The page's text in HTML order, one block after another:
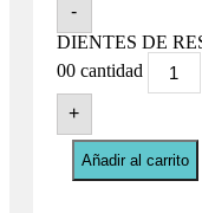
-
DIENTES DE
00 cantidad
+
Añadir al carrito